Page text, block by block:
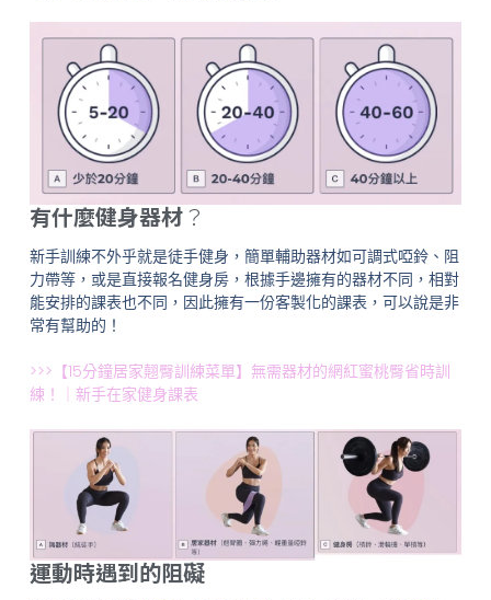
有什麼健身器材？
新手訓練不外乎就是徒手健身，簡單輔助器材如可調式啞鈴、阻
力帶等，或是直接報名健身房，根據手邊擁有的器材不同，相對
能安排的課表也不同，因此擁有一份客製化的課表，可以說是非
常有幫助的！
>>>【15分鐘居家翹臀訓練菜單】無需器材的網紅蜜桃臀省時訓
練！｜新手在家健身課表
運動時遇到的阻礙